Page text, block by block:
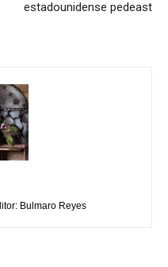
estadounidense pedeast
Bulmaro Reyes